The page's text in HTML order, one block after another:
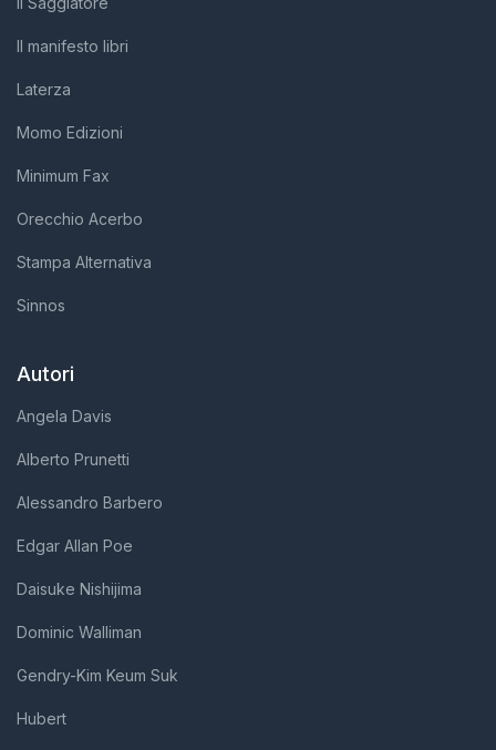
Il manifesto libri
Laterza
Momo Edizioni
Minimum Fax
Orecchio Acerbo
Stampa Alternativa
Sinnos
Autori
Angela Davis
Alberto Prunetti
Alessandro Barbero
Edgar Allan Poe
Daisuke Nishijima
Dominic Walliman
Gendry-Kim Keum Suk
Hubert